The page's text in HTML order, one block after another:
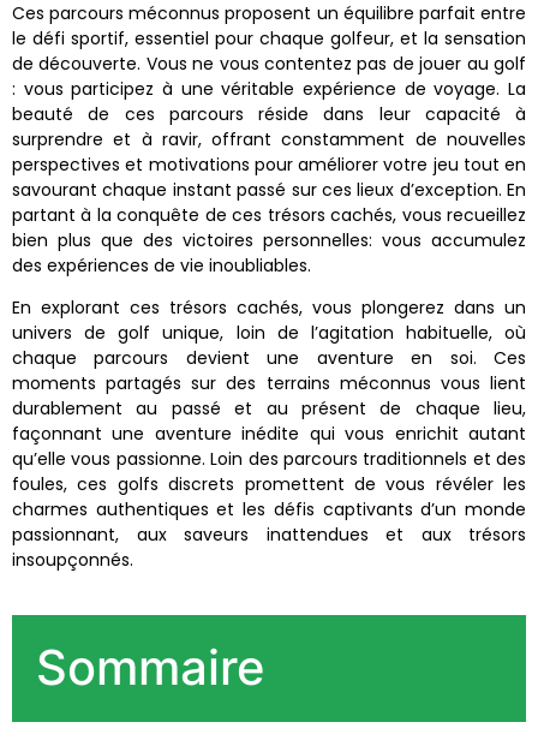
Ces parcours méconnus proposent un équilibre parfait entre
le défi sportif, essentiel pour chaque golfeur, et la sensation
de découverte. Vous ne vous contentez pas de jouer au golf
: vous participez à une véritable expérience de voyage. La
beauté de ces parcours réside dans leur capacité à
surprendre et à ravir, offrant constamment de nouvelles
perspectives et motivations pour améliorer votre jeu tout en
savourant chaque instant passé sur ces lieux d’exception. En
partant à la conquête de ces trésors cachés, vous recueillez
bien plus que des victoires personnelles: vous accumulez
des expériences de vie inoubliables.
En explorant ces trésors cachés, vous plongerez dans un
univers de golf unique, loin de l’agitation habituelle, où
chaque parcours devient une aventure en soi. Ces
moments partagés sur des terrains méconnus vous lient
durablement au passé et au présent de chaque lieu,
façonnant une aventure inédite qui vous enrichit autant
qu’elle vous passionne. Loin des parcours traditionnels et des
foules, ces golfs discrets promettent de vous révéler les
charmes authentiques et les défis captivants d’un monde
passionnant, aux saveurs inattendues et aux trésors
insoupçonnés.
Sommaire